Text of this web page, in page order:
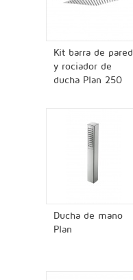
Kit barra de pared
y rociador de
ducha Plan 250
Ducha de mano
Plan